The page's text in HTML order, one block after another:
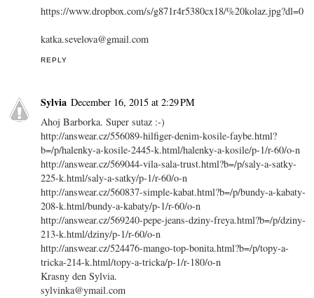
https://www.dropbox.com/s/g871r4r5380cx18/%20kolaz.jpg?dl=0
katka.sevelova@gmail.com
REPLY
Sylvia December 16, 2015 at 2:29 PM
Ahoj Barborka. Super sutaz :-)
http://answear.cz/556089-hilfiger-denim-kosile-faybe.html?
b=/p/halenky-a-kosile-2445-k.html/halenky-a-kosile/p-1/r-60/o-n
http://answear.cz/569044-vila-sala-trust.html?b=/p/saly-a-satky-
225-k.html/saly-a-satky/p-1/r-60/o-n
http://answear.cz/560837-simple-kabat.html?b=/p/bundy-a-kabaty-
208-k.html/bundy-a-kabaty/p-1/r-60/o-n
http://answear.cz/569240-pepe-jeans-dziny-freya.html?b=/p/dziny-
213-k.html/dziny/p-1/r-60/o-n
http://answear.cz/524476-mango-top-bonita.html?b=/p/topy-a-
tricka-214-k.html/topy-a-tricka/p-1/r-180/o-n
Krasny den Sylvia.
sylvinka@ymail.com